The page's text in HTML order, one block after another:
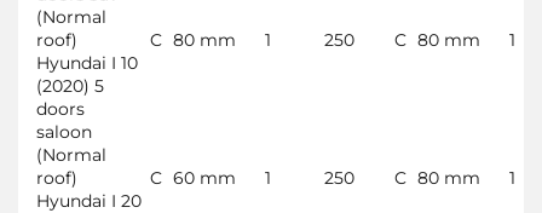
(Normal
roof)
C 80 mm 1 250 C 80 mm
1
Hyundai I 10
(2020) 5
doors
saloon
(Normal
roof)
C 60 mm 1 250 C 80 mm
1
Hyundai I 20